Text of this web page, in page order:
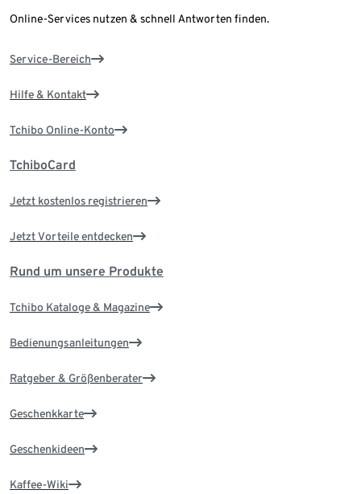
Online-Services nutzen & schnell Antworten finden.
Service-Bereich
Hilfe & Kontakt
Tchibo Online-Konto
TchiboCard
Jetzt kostenlos registrieren
Jetzt Vorteile entdecken
Rund um unsere Produkte
Tchibo Kataloge & Magazine
Bedienungsanleitungen
Ratgeber & Größenberater
Geschenkkarte
Geschenkideen
Kaffee-Wiki